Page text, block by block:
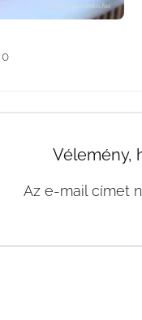
0
Vélemény,
Az e-mail címet